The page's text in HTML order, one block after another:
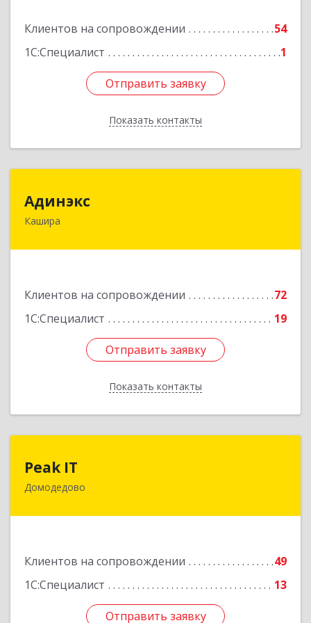
Клиентов на сопровождении
54
1С:Специалист
1
Отправить заявку
Показать контакты
Отправить заявку
Назад
Адинэкс
Кашира
Клиентов на сопровождении
72
1С:Специалист
19
Отправить заявку
Показать контакты
142900, Московская обл, г.о. Кашира, Кашира г,
Отправить заявку
Назад
Peak IT
Домодедово
Клиентов на сопровождении
49
1С:Специалист
13
Отправить заявку
142073, Московская обл, Домодедово г,
Отправить заявку